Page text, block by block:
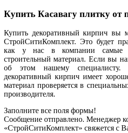
Купить Касавагу плитку от
Купить декоративный кирпич вы
СтройСитиКомплект. Это будет
как у нас в компании самые
строительный материал. Если вы
об этом нашему специалисту.
декоративный кирпич имеет
материал проверяется в
производителя.
Заполните все поля формы!
Сообщение отправлено. Менеджер
«СтройСитиКомплект» свяжется с